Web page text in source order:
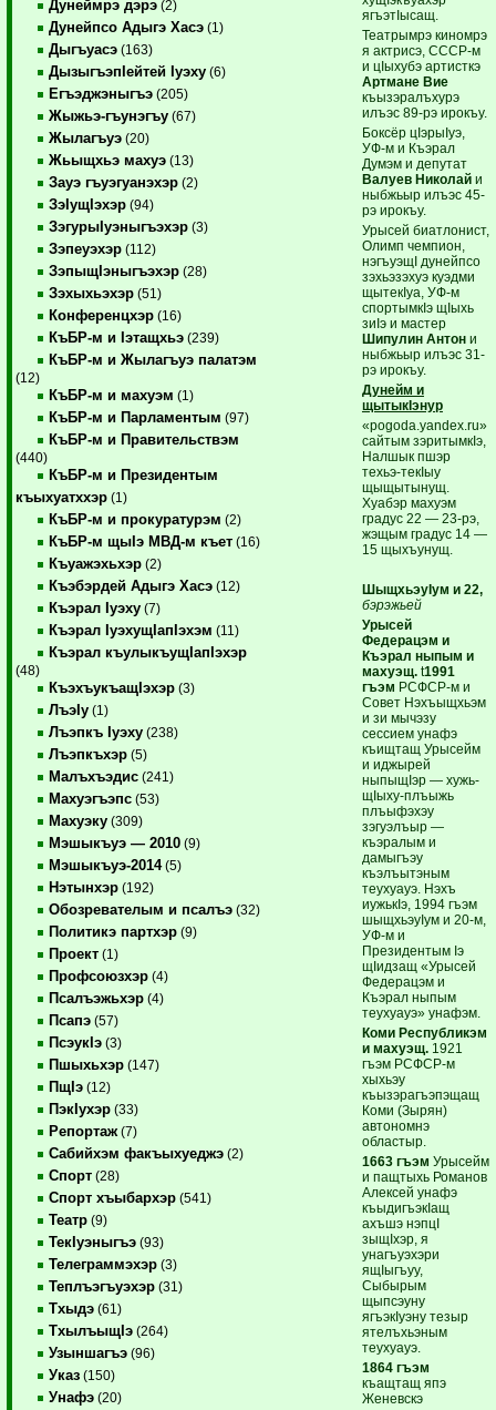
Дунеймрэ дэрэ (2)
Дунейпсо Адыгэ Хасэ (1)
Дыгъуасэ (163)
ДызыгъэпIейтей Iуэху (6)
Егъэджэныгъэ (205)
Жыжьэ-гъунэгъу (67)
Жылагъуэ (20)
Жьыщхьэ махуэ (13)
Зауэ гъуэгуанэхэр (2)
ЗэIущIэхэр (94)
ЗэгурыIуэныгъэхэр (3)
Зэпеуэхэр (112)
ЗэпыщIэныгъэхэр (28)
Зэхыхьэхэр (51)
Конференцхэр (16)
КъБР-м и Iэтащхьэ (239)
КъБР-м и Жылагъуэ палатэм
(12)
КъБР-м и махуэм (1)
КъБР-м и Парламентым (97)
КъБР-м и Правительствэм
(440)
КъБР-м и Президентым
къыхуатххэр (1)
КъБР-м и прокуратурэм (2)
КъБР-м щыIэ МВД-м къет (16)
Къуажэхьхэр (2)
Къэбэрдей Адыгэ Хасэ (12)
Къэрал Iуэху (7)
Къэрал IуэхущIапIэхэм (11)
Къэрал къулыкъущIапIэхэр
(48)
КъэхъукъащIэхэр (3)
ЛъэIу (1)
Лъэпкъ Iуэху (238)
Лъэпкъхэр (5)
Малъхъэдис (241)
Махуэгъэпс (53)
Махуэку (309)
Мэшыкъуэ — 2010 (9)
Мэшыкъуэ-2014(5)
Нэтынхэр (192)
Обозревателым и псалъэ (32)
Политикэ партхэр (9)
Проект (1)
Профсоюзхэр (4)
Псалъэжьхэр (4)
Псапэ (57)
ПсэукIэ (3)
Пшыхьхэр (147)
ПщIэ (12)
ПэкIухэр (33)
Репортаж (7)
Сабийхэм факъыхуеджэ (2)
Спорт (28)
Спорт хъыбархэр (541)
Театр (9)
ТекIуэныгъэ (93)
Телеграммэхэр (3)
Теплъэгъуэхэр (31)
Тхыдэ (61)
ТхылъыщIэ (264)
Узыншагъэ (96)
Указ (150)
Унафэ (20)
ягъэтIысащ.
Театрымрэ киномрэ
я актрисэ, СССР-м
и цIыхубэ артисткэ
Артмане Вие
къызэралъхурэ
илъэс 89-рэ ирокъу.
Боксёр цIэрыIуэ,
УФ-м и Къэрал
Думэм и депутат
Валуев Николайи
ныбжьыр илъэс 45-
рэ ирокъу.
Урысей биатлонист,
Олимп чемпион,
нэгъуэщI дунейпсо
зэхьэзэхуэ куэдми
щытекIуа, УФ-м
спортымкIэ щIыхь
зиIэ и мастер
Шипулин Антони
ныбжьыр илъэс 31-
рэ ирокъу.
Дунейм и
щытыкIэнур
«pogoda.yandex.ru»
сайтым зэритымкIэ,
Налшык пшэр
техьэ-текIыу
щыщытынущ.
Хуабэр махуэм
градус 22 — 23-рэ,
жэщым градус 14 —
15 щыхъунущ.
ШыщхьэуIум и 22,
бэрэжьей
Урысей
Федерацэм и
Къэрал ныпым и
махуэщ.t1991
гъэм РСФСР-м и
Совет Нэхъыщхьэм
и зи мычэзу
сессием унафэ
къищтащ Урысейм
и иджырей
ныпыщIэр — хужь-
щIыху-плъыжь
плъыфэхэу
зэгуэлъыр —
къэралым и
дамыгъэу
къэлъытэным
теухуауэ. Нэхъ
иужькIэ, 1994 гъэм
шыщхьэуIум и 20-м,
УФ-м и
Президентым Iэ
щIидзащ «Урысей
Федерацэм и
Къэрал ныпым
теухуауэ» унафэм.
Коми Республикэм
и махуэщ.1921
гъэм РСФСР-м
хыхьэу
къызэрагъэпэщащ
Коми (Зырян)
автономнэ
областыр.
1663 гъэм Урысейм
и пащтыхь Романов
Алексей унафэ
къыдигъэкIащ
ахъшэ нэпцI
зыщIхэр, я
унагъуэхэри
ящIыгъуу,
Сыбырым
щыпсэуну
ягъэкIуэну тезыр
ятелъхьэным
теухуауэ.
1864 гъэм
къащтащ япэ
Женевскэ